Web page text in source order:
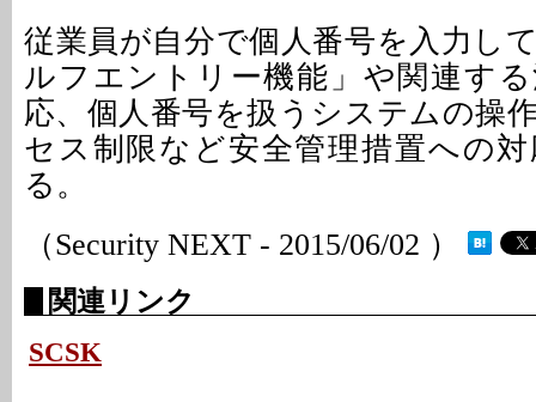
従業員が自分で個人番号を入力し
ルフエントリー機能」や関連す
応、個人番号を扱うシステムの操
セス制限など安全管理措置への
る。
（Security NEXT - 2015/06/02 ）
関連リンク
SCSK